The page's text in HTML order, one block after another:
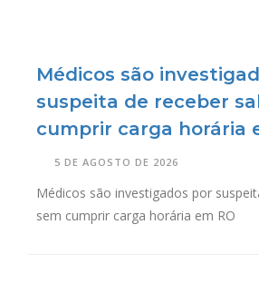
Médicos são
suspeita de receber
cumprir carga horária
5 DE AGOSTO DE 2026
Médicos são investigados por
sem cumprir carga horária em RO